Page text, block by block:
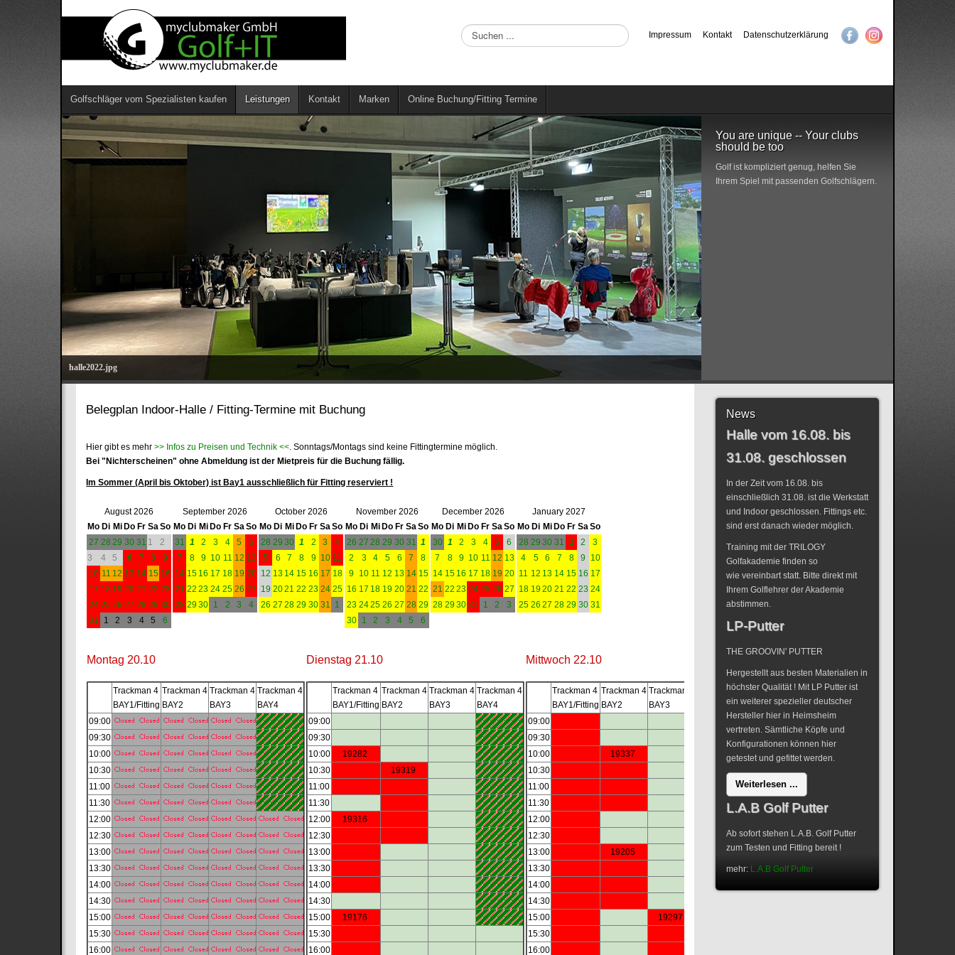
Suchen
...
Impressum Kontakt Datenschutzerklärung
Golfschläger vom Spezialisten kaufen Leistungen Kontakt Marken Online Buchung/Fitting Termine
halle2022.jpg
You are unique -- Your clubs
should be too
Golf ist kompliziert genug, helfen Sie
Ihrem Spiel mit passenden Golfschlägern.
Belegplan Indoor-Halle / Fitting-Termine mit Buchung
Hier gibt es mehr>> Infos zu Preisen und Technik <<. Sonntags/Montags sind keine Fittingtermine möglich.
Bei "Nichterscheinen" ohne Abmeldung ist der Mietpreis für die Buchung fällig.
Im Sommer (April bis Oktober) ist Bay1 ausschließlich für Fitting reserviert !
August 2026
Mo Di Mi Do Fr SaSo
27 28 29 30 31 1
2
3
4 5 6 7 8
9
10 11 12 13 14 15 16
17 18 19 20 21 22 23
24 2526 27 28 29 30
31
1 2 3 4 5 6
September 2026
Mo Di Mi Do Fr SaSo
31 1 2 3 4 5
6
7
8 9 10 11 12 13
14 15 16 17 18 19 20
21 22 23 24 25 26 27
28 2930 1 2 3 4
October 2026
Mo Di Mi Do Fr SaSo
28 29 30 1 2 3
4
5
6 7 8 9 10 11
12 13 14 15 16 17 18
19 2021 22 23 24 25
26 27 28 29 30 31 1
November 2026
Mo Di Mi Do Fr SaSo
26 27 28 29 30 31 1
2
3 4 5 6 7
8
9 10 11 12 13 14 15
16 17 18 19 20 21 22
23 2425 26 27 28 29
30 1 2 3 4 5 6
December 2026
Mo Di Mi Do Fr SaSo
30 1 2 3 4 5
6
7
8 9 10 11 12 13
14 15 16 17 18 19 20
21 22 23 24 25 26 27
28 2930 31 1 2 3
January 2027
Mo Di Mi Do Fr SaSo
28 29 30 31 1 2
3
4
5 6 7 8 9
10
11 12 13 14 15 16 17
18 1920 21 22 23 24
25 26 27 28 29 30 31
Montag 20.10
Trackman 4
BAY1/Fitting
Trackman 4
BAY2
Trackman 4
BAY3
Trackman 4
BAY4
09:00
09:30
10:00
10:30
11:00
11:30
12:00
12:30
13:00
13:30
14:00
14:30
15:00
15:30
16:00
Dienstag 21.10
Trackman 4
BAY1/Fitting
Trackman 4
BAY2
Trackman 4
BAY3
Trackman 4
BAY4
09:00
09:30
10:00
19282
10:30
19319
11:00
11:30
12:00
19316
12:30
13:00
13:30
14:00
14:30
15:00
19176
15:30
16:00
Mittwoch 22.10
Trackman 4
BAY1/Fitting
Trackman 4
BAY2
Trackman 4
BAY3
Trackman 4
09:00
09:30
10:00
19337
10:30
11:00
11:30
12:00
12:30
13:00
19205
13:30
14:00
14:30
15:00
19297
15:30
16:00
Trackman 4
BAY1/Fitting
Trackman 4
BAY2
09:00
10:00
19288
10:30
11:00
11:30
12:30
19289 19289
13:00
13:30
News
Halle vom 16.08. bis
31.08. geschlossen
In der Zeit vom 16.08. bis
einschließlich 31.08. ist die Werkstatt
und Indoor geschlossen. Fittings etc.
sind erst danach wieder möglich.
Training mit der TRILOGY
Golfakademie finden so
wie vereinbart statt. Bitte direkt mit
Ihrem Golflehrer der Akademie
abstimmen.
LP-Putter
THE GROOVIN' PUTTER
Hergestellt aus besten Materialien in
höchster Qualität ! Mit LP Putter ist
ein weiterer spezieller deutscher
Hersteller hier in Heimsheim
vertreten. Sämtliche Köpfe und
Konfigurationen können hier
getestet und gefittet werden.
Weiterlesen ...
L.A.B Golf Putter
Ab sofort stehen L.A.B. Golf Putter
zum Testen und Fitting bereit !
mehr: L.A.B Golf Putter